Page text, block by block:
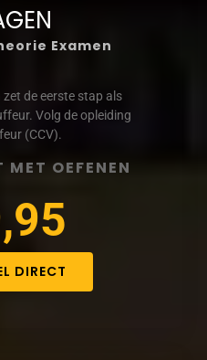
Examen
de eerste stap als
Volg de opleiding
(CCV).
OEFENEN
DIRECT